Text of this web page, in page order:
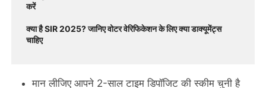
करें
क्या है SIR 2025? जानिए वोटर वेरिफिकेशन के लिए क्या डाक्यूमेंट्स
चाहिए
मान लीजिए आपने 2-साल टाइम डिपॉजिट की स्कीम चुनी है